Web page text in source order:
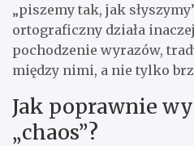
„piszemy tak, jak
ortograficzny działa
pochodzenie wyrazów,
między nimi, a nie tylko
Jak poprawnie
„chaos”?